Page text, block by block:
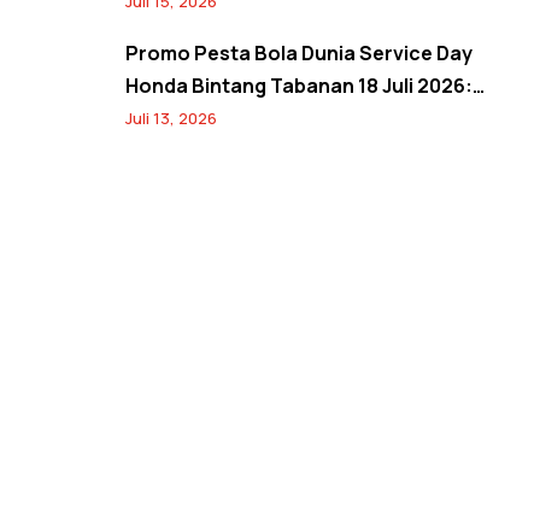
Promo Pesta Bola Dunia Service Day
Honda Bintang Tabanan 18 Juli 2026:
Banjir Diskon Servis hingga 20% dan
Juli 13, 2026